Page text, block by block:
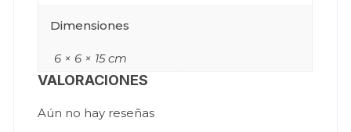
Dimensiones
6 × 6 × 15 cm
VALORACIONES
Aún no hay reseñas